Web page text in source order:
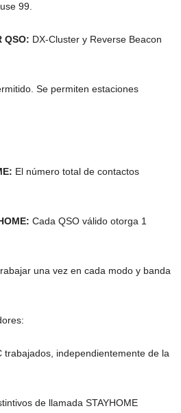
99.
QSO: DX-Cluster y Reverse Beacon
Se permiten estaciones
El número total de contactos
Cada QSO válido otorga 1
una vez en cada modo y banda
trabajados, independientemente de la
de llamada STAYHOME